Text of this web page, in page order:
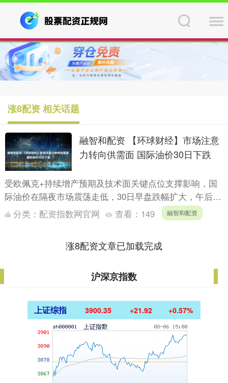
涨8配资 相关话题
融智和配资 【环球财经】市场注意
力转向供需面 国际油价30日下跌
受欧佩克+持续增产预期及技术面关键点位支撑影响，国
际油价在隔夜市场震荡走低，30日早盘跌幅扩大，午后窄
幅盘整，收盘时国际油价均下跌。 截至当天收盘，纽约
商品交易....
分类： 配资指数网官网 查看： 149 融智和配资
涨8配资文章已加载完成
沪深京指数
上证综指 3900.35 +21.92 +0.57%